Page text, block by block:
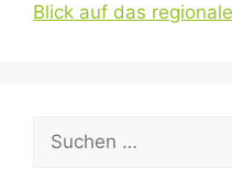
Blick auf das
Suchen
nach: